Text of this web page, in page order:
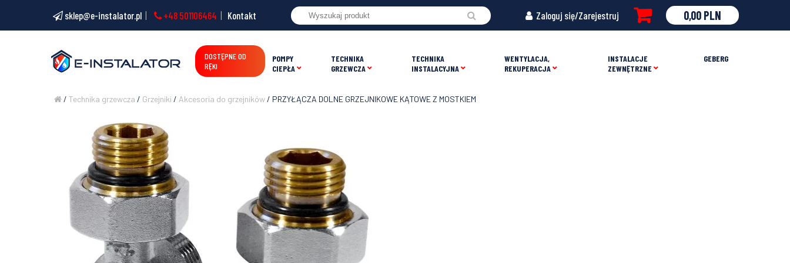
sklep@e-instalator.pl +48 501106464 Kontakt Zaloguj się/Zarejestruj 0,00 PLN
DOSTĘPNE OD
RĘKI
POMPY
CIEPŁA
TECHNIKA
GRZEWCZA
TECHNIKA
INSTALACYJNA
WENTYLACJA,
REKUPERACJA
INSTALACJE
ZEWNĘTRZNE
GEBERG
/ Technika grzewcza / Grzejniki / Akcesoria do grzejników/ PRZYŁĄCZA DOLNE GRZEJNIKOWE KĄTOWE Z MOSTKIEM